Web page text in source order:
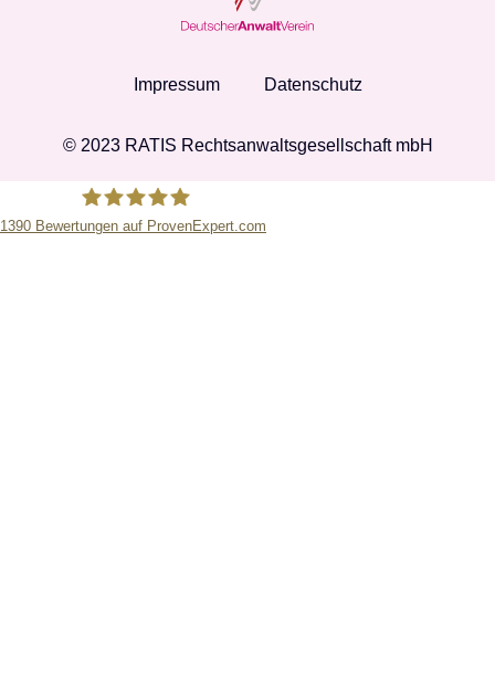
Impressum Datenschutz
© 2023 RATIS Rechtsanwaltsgesellschaft mbH
1390 Bewertungen auf ProvenExpert.com